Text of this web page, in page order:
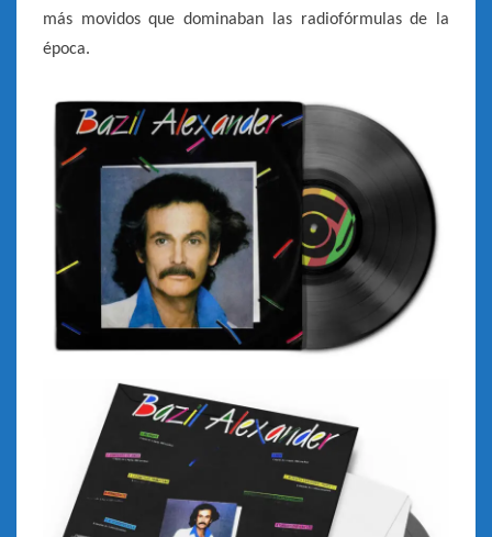
más movidos que dominaban las radiofórmulas de la
época.